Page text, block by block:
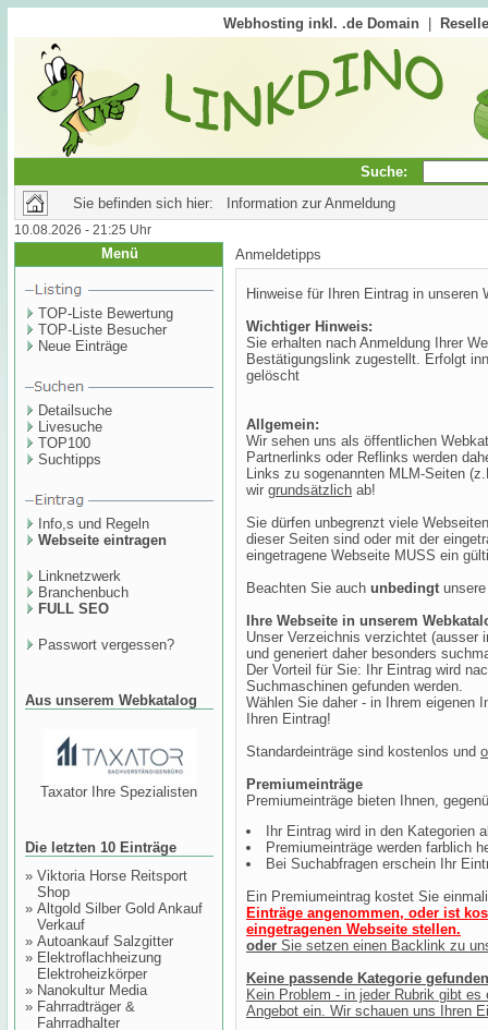
Webhosting inkl. .de Domain
Suche:
Sie befinden sich hier: Information zur Anmeldung
10.08.2026 - 21:25 Uhr
Menü
TOP-Liste Bewertung
TOP-Liste Besucher
Neue Einträge
Detailsuche
Livesuche
TOP100
Suchtipps
Info,s und Regeln
Webseite eintragen
Linknetzwerk
Branchenbuch
FULL SEO
Passwort vergessen?
Aus unserem Webkatalog
Taxator Ihre Spezialisten
Die letzten 10 Einträge
» Viktoria Horse Reitsport
Shop
» Altgold Silber Gold Ankauf
Verkauf
» Autoankauf Salzgitter
» Elektroflachheizung
Elektroheizkörper
» Nanokultur Media
» Fahrradträger &
Fahrradhalter
Anmeldetipps
Hinweise für Ihren Eintrag in unseren
Wichtiger Hinweis:
Sie erhalten nach Anmeldung Ihrer
Bestätigungslink zugestellt. Erfolgt
gelöscht
Allgemein:
Wir sehen uns als öffentlichen
Partnerlinks oder Reflinks werden
Links zu sogenannten MLM-Seiten
wir grundsätzlich ab!
Sie dürfen unbegrenzt viele
dieser Seiten sind oder mit der
eingetragene Webseite MUSS ein
Beachten Sie auch unbedingtunsere
Ihre Webseite in unserem
Unser Verzeichnis verzichtet
und generiert daher besonders
Der Vorteil für Sie: Ihr Eintrag wird
Suchmaschinen gefunden werden.
Wählen Sie daher - in Ihrem eigenen
Ihren Eintrag!
Standardeinträge sind kostenlos und
Premiumeinträge
Premiumeinträge bieten Ihnen,
Ihr Eintrag wird in den Kategorien
Premiumeinträge werden farblich
Bei Suchabfragen erschein Ihr
Ein Premiumeintrag kostet Sie
Einträge angenommen, oder ist
eingetragenen Webseite stellen.
oder Sie setzen einen Backlink zu
Keine passende Kategorie
Kein Problem - in jeder Rubrik gibt
Angebot ein. Wir schauen uns Ihren